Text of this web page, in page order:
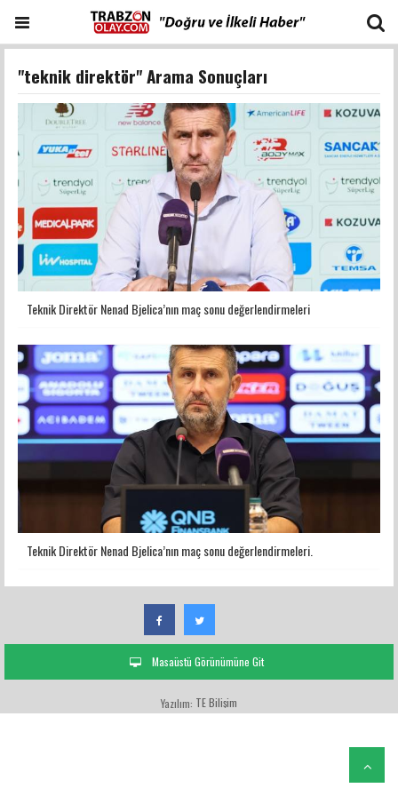
"teknik direktör" Arama Sonuçları
Teknik Direktör Nenad Bjelica’nın maç sonu değerlendirmeleri
Teknik Direktör Nenad Bjelica’nın maç sonu değerlendirmeleri.
Masaüstü Görünümüne Git
Yazılım: TE Bilişim